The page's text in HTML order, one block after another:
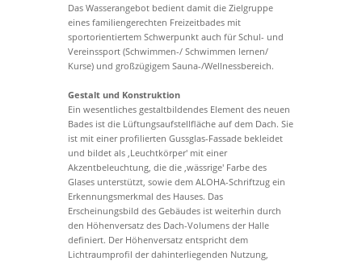
Das Wasserangebot bedient damit die Zielgruppe
eines familiengerechten Freizeitbades mit
sportorientiertem Schwerpunkt auch für Schul- und
Vereinssport (Schwimmen-/ Schwimmen lernen/
Kurse) und großzügigem Sauna-/Wellnessbereich.
Gestalt und Konstruktion
Ein wesentliches gestaltbildendes Element des neuen
Bades ist die Lüftungsaufstellfläche auf dem Dach. Sie
ist mit einer profilierten Gussglas-Fassade bekleidet
und bildet als ‚Leuchtkörper' mit einer
Akzentbeleuchtung, die die ‚wässrige' Farbe des
Glases unterstützt, sowie dem ALOHA-Schriftzug ein
Erkennungsmerkmal des Hauses. Das
Erscheinungsbild des Gebäudes ist weiterhin durch
den Höhenversatz des Dach-Volumens der Halle
definiert. Der Höhenversatz entspricht dem
Lichtraumprofil der dahinterliegenden Nutzung,